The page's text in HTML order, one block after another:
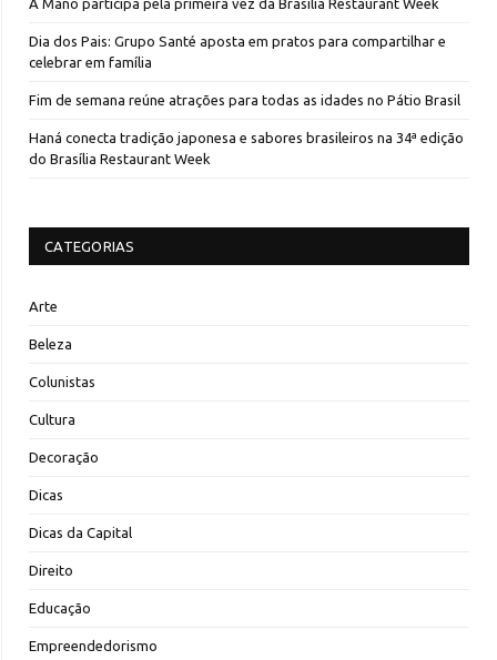
A Mano participa pela primeira vez da Brasília Restaurant Week
Dia dos Pais: Grupo Santé aposta em pratos para compartilhar e
celebrar em família
Fim de semana reúne atrações para todas as idades no Pátio Brasil
Haná conecta tradição japonesa e sabores brasileiros na 34ª edição
do Brasília Restaurant Week
CATEGORIAS
Arte
Beleza
Colunistas
Cultura
Decoração
Dicas
Dicas da Capital
Direito
Educação
Empreendedorismo